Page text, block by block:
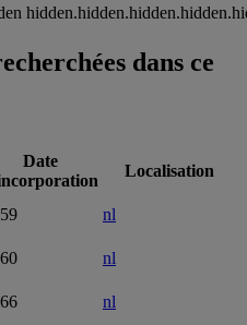
dans ce
Date
Localisation
nl
nl
nl